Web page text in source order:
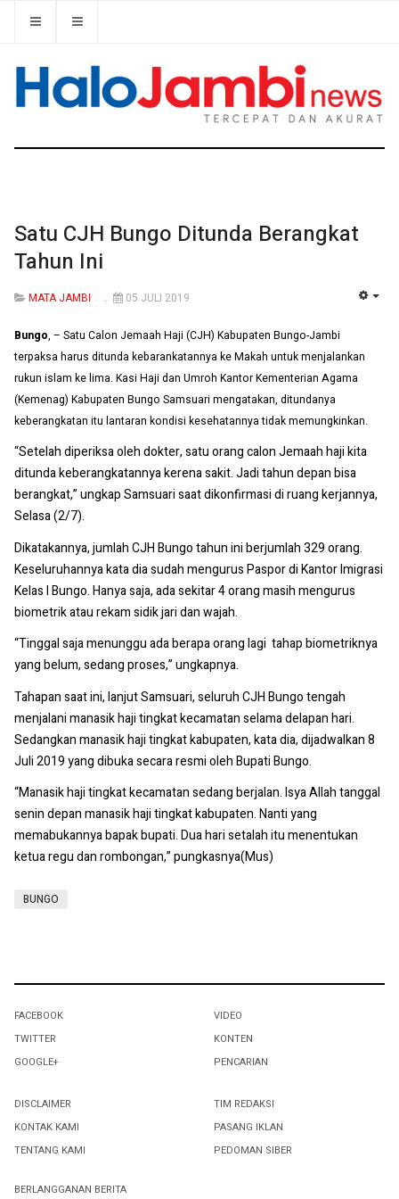
Satu CJH Bungo Ditunda Berangkat
Tahun Ini
MATA JAMBI 05 JULI 2019
Bungo, – Satu Calon Jemaah Haji (CJH) Kabupaten Bungo-Jambi
terpaksa harus ditunda kebarankatannya ke Makah untuk menjalankan
rukun islam ke lima. Kasi Haji dan Umroh Kantor Kementerian Agama
(Kemenag) Kabupaten Bungo Samsuari mengatakan, ditundanya
keberangkatan itu lantaran kondisi kesehatannya tidak memungkinkan.
“Setelah diperiksa oleh dokter, satu orang calon Jemaah haji kita
ditunda keberangkatannya kerena sakit. Jadi tahun depan bisa
berangkat,” ungkap Samsuari saat dikonfirmasi di ruang kerjannya,
Selasa (2/7).
Dikatakannya, jumlah CJH Bungo tahun ini berjumlah 329 orang.
Keseluruhannya kata dia sudah mengurus Paspor di Kantor Imigrasi
Kelas I Bungo. Hanya saja, ada sekitar 4 orang masih mengurus
biometrik atau rekam sidik jari dan wajah.
“Tinggal saja menunggu ada berapa orang lagi tahap biometriknya
yang belum, sedang proses,” ungkapnya.
Tahapan saat ini, lanjut Samsuari, seluruh CJH Bungo tengah
menjalani manasik haji tingkat kecamatan selama delapan hari.
Sedangkan manasik haji tingkat kabupaten, kata dia, dijadwalkan 8
Juli 2019 yang dibuka secara resmi oleh Bupati Bungo.
“Manasik haji tingkat kecamatan sedang berjalan. Isya Allah tanggal
senin depan manasik haji tingkat kabupaten. Nanti yang
memabukannya bapak bupati. Dua hari setalah itu menentukan
ketua regu dan rombongan,” pungkasnya(Mus)
BUNGO
FACEBOOK
TWITTER
GOOGLE+
VIDEO
KONTEN
PENCARIAN
DISCLAIMER
KONTAK KAMI
TENTANG KAMI
TIM REDAKSI
PASANG IKLAN
PEDOMAN SIBER
BERLANGGANAN BERITA